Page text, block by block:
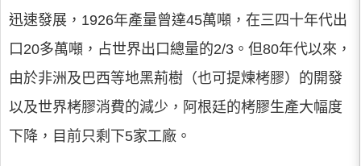
迅速發展，1926年產量曾達45萬噸，在三四十年代出
口20多萬噸，占世界出口總量的2/3。但80年代以來，
由於非洲及巴西等地黑荊樹（也可提煉栲膠）的開發
以及世界栲膠消費的減少，阿根廷的栲膠生產大幅度
下降，目前只剩下5家工廠。